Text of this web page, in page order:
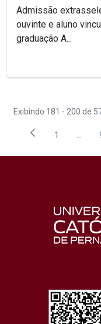
Admissão
ouvinte e aluno
graduação A...
Exibindo 181 - 200 de
Página
1 ...